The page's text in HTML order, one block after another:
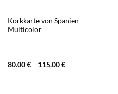
Korkkarte von Spanien
Multicolor
80.00€– 115.00€